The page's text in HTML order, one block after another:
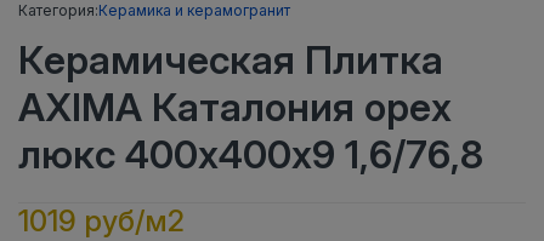
Категория:Керамика и керамогранит
Керамическая Плитка
AXIMA Каталония орех
люкс 400х400х9 1,6/76,8
1019 руб/м2